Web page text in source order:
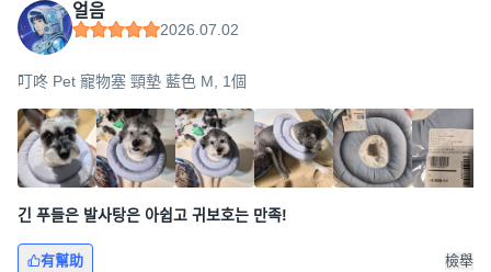
얼음
2026.07.02
叮咚 Pet 寵物塞 頸墊 藍色 M, 1個
긴 푸들은 발사탕은 아쉽고 귀보호는 만족!
有幫助 檢舉